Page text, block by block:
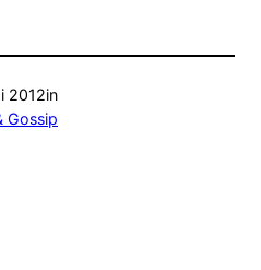
2012in
Gossip